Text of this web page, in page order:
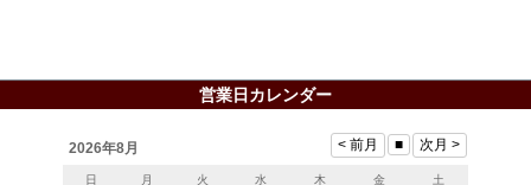
営業日カレンダー